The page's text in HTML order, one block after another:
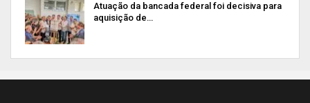
Atuação da bancada federal foi decisiva para
aquisição de…